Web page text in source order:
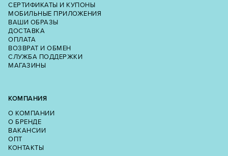
СЕРТИФИКАТЫ И КУПОНЫ
МОБИЛЬНЫЕ ПРИЛОЖЕНИЯ
ВАШИ ОБРАЗЫ
ДОСТАВКА
ОПЛАТА
ВОЗВРАТ И ОБМЕН
СЛУЖБА ПОДДЕРЖКИ
МАГАЗИНЫ
КОМПАНИЯ
О КОМПАНИИ
О БРЕНДЕ
ВАКАНСИИ
ОПТ
КОНТАКТЫ